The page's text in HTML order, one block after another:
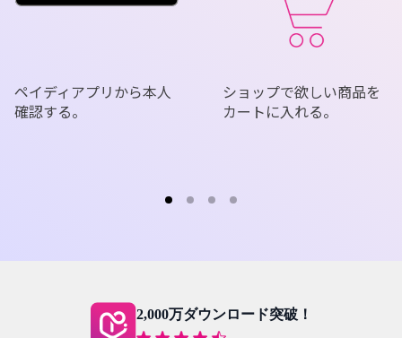
ペイディアプリから本人
確認する。
ショップで欲しい商品を
カートに入れる。
2,000万ダウンロード突破！